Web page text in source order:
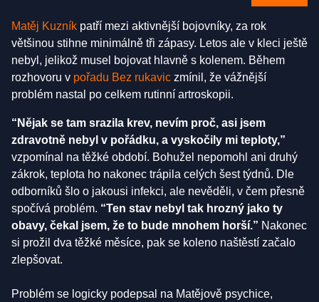
Matěj Kuzník patří mezi aktivnější bojovníky, za rok
většinou stihne minimálně tři zápasy. Letos ale v kleci ještě
nebyl, jelikož musel bojovat hlavně s kolenem. Během
rozhovoru v pořadu Bez rukavic zmínil, že vážnější
problém nastal po celkem rutinní artroskopii.
“Nějak se tam srazila krev, nevím proč, asi jsem
zdravotně nebyl v pořádku, a vyskočily mi teploty,”
vzpomínal na těžké období. Bohužel nepomohl ani druhý
zákrok, teplota ho nakonec trápila celých šest týdnů. Dle
odborníků šlo o jakousi infekci, ale nevěděli, v čem přesně
spočívá problém. “Ten stav nebyl tak hrozný jako ty
obavy, čekal jsem, že to bude mnohem horší.” Nakonec
si prožil dva těžké měsíce, pak se koleno naštěstí začalo
zlepšovat.
Problém se logicky podepsal na Matějově psychice,